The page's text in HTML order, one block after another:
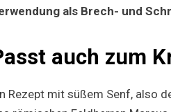
als Brech- und
auch zum
Rezept mit süßem Senf, also